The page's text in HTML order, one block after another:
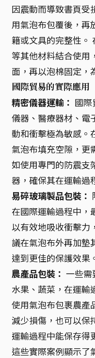
因震動而導致書頁受
用氣泡布包覆後，再
籍或文具的完整性。
等其他材料結合使用
面，再以泡棉固定，
國際貿易的實際應用
精密儀器運輸： 國際
儀器、醫療器材、電
動和衝擊極為敏感。
氣泡布填充空隙，更
如使用專門的防震支
器，確保其在運輸過
易碎玻璃製品包裝：
在國際運輸過程中，
以有效地吸收衝擊力
議在氣泡布外再加墊
達到更佳的保護效果
農產品包裝： 一些需
水果、蔬菜，在運輸
使用氣泡布包裹農產
減少損傷，也可以保
運輸過程中能保存得
這些實際案例顯示了